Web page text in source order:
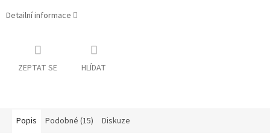
Detailní informace
ZEPTAT SE HLÍDAT
Popis Podobné (15) Diskuze